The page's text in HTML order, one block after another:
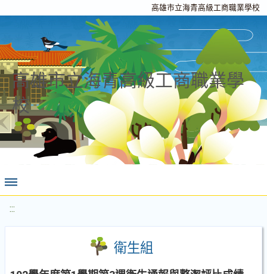
高雄市立海青高級工商職業學校
高雄市立海青高級工商職業學
校
:::
衛生組